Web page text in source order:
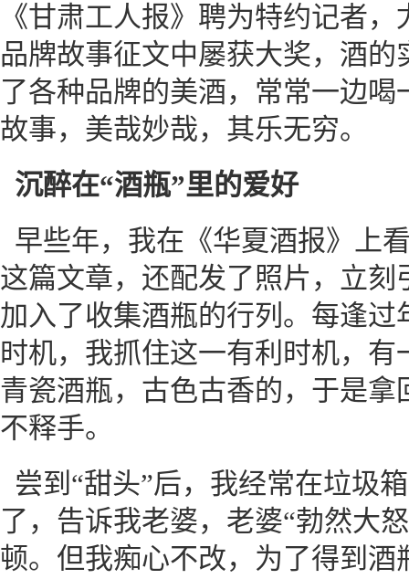
《甘肃工人报》聘为特约记者
品牌故事征文中屡获大奖，酒
了各种品牌的美酒，常常一边
故事，美哉妙哉，其乐无穷。
沉醉在“酒瓶”里的爱好
早些年，我在《华夏酒报》上
这篇文章，还配发了照片，立
加入了收集酒瓶的行列。每逢
时机，我抓住这一有利时机，
青瓷酒瓶，古色古香的，于是
不释手。
尝到“甜头”后，我经常在垃圾
了，告诉我老婆，老婆“勃然大
顿。但我痴心不改，为了得到